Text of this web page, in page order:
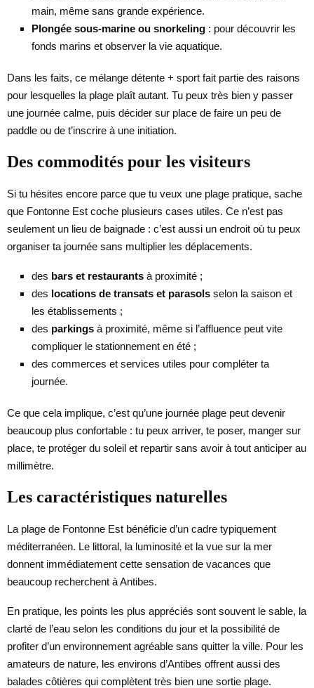
main, même sans grande expérience.
Plongée sous-marine ou snorkeling : pour découvrir les
fonds marins et observer la vie aquatique.
Dans les faits, ce mélange détente + sport fait partie des raisons
pour lesquelles la plage plaît autant. Tu peux très bien y passer
une journée calme, puis décider sur place de faire un peu de
paddle ou de t’inscrire à une initiation.
Des commodités pour les visiteurs
Si tu hésites encore parce que tu veux une plage pratique, sache
que Fontonne Est coche plusieurs cases utiles. Ce n’est pas
seulement un lieu de baignade : c’est aussi un endroit où tu peux
organiser ta journée sans multiplier les déplacements.
des bars et restaurants à proximité ;
des locations de transats et parasols selon la saison et
les établissements ;
des parkings à proximité, même si l’affluence peut vite
compliquer le stationnement en été ;
des commerces et services utiles pour compléter ta
journée.
Ce que cela implique, c’est qu’une journée plage peut devenir
beaucoup plus confortable : tu peux arriver, te poser, manger sur
place, te protéger du soleil et repartir sans avoir à tout anticiper au
millimètre.
Les caractéristiques naturelles
La plage de Fontonne Est bénéficie d’un cadre typiquement
méditerranéen. Le littoral, la luminosité et la vue sur la mer
donnent immédiatement cette sensation de vacances que
beaucoup recherchent à Antibes.
En pratique, les points les plus appréciés sont souvent le sable, la
clarté de l’eau selon les conditions du jour et la possibilité de
profiter d’un environnement agréable sans quitter la ville. Pour les
amateurs de nature, les environs d’Antibes offrent aussi des
balades côtières qui complètent très bien une sortie plage.